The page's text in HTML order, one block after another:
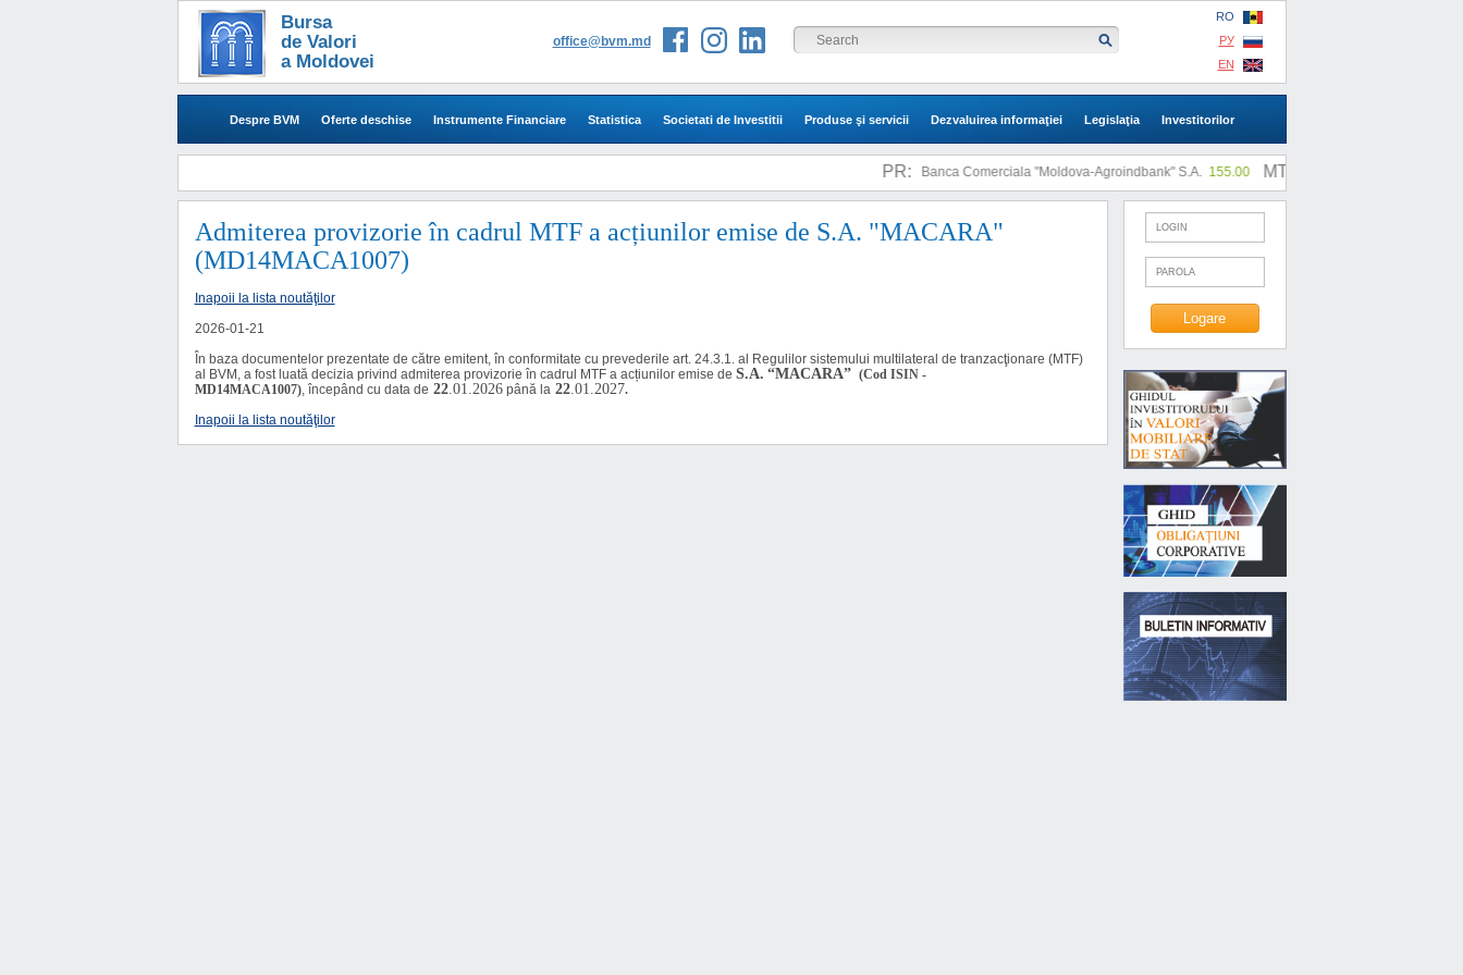
Bursa
de Valori
a Moldovei
RO
РУ
EN
office@bvm.md
Despre BVM Oferte deschise Instrumente Financiare Statistica Societati de Investitii Produse şi servicii Dezvaluirea informaţiei Legislaţia Investitorilor
PR: Banca Comerciala "Moldova-Agroindbank" S.A. 155.00 MTF: |
Admiterea provizorie în cadrul MTF a acțiunilor emise de S.A. "MACARA"
(MD14MACA1007)
Inapoii la lista noutăţilor
2026-01-21
În baza documentelor prezentate de către emitent, în conformitate cu prevederile art. 24.3.1. al Regulilor sistemului multilateral de tranzacţionare (MTF)
al BVM,a fost luată decizia privind admiterea provizorie în cadrul MTF a acțiunilor emise de S.A. “MACARA” (Cod ISIN -
MD14MACA1007), începând cu data de 22.01.2026 până la 22.01.2027.
Inapoii la lista noutăţilor